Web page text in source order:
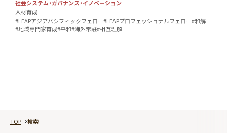
社会システム・ガバナンス・イノベーション
人材育成
#LEAPアジアパシフィックフェロー#LEAPプロフェッショナルフェロー#和解
#地域専門家育成#平和#海外常駐#相互理解
TOP 検索